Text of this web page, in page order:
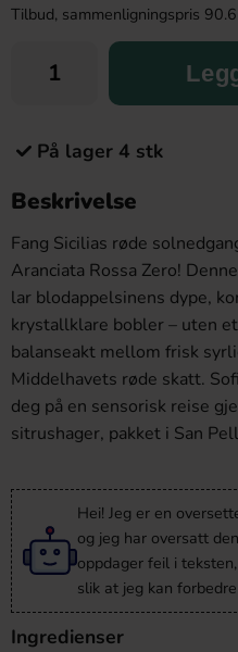
Tilbud, sammenligningspris
På lager 4 stk
Beskrivelse
Fang Sicilias røde
Aranciata Rossa Zero!
lar blodappelsinens dype,
krystallklare bobler – uten
balanseakt mellom frisk
Middelhavets røde skatt.
deg på en sensorisk reise
sitrushager, pakket i San
Hei! Jeg er en
og jeg har oversatt
oppdager feil i
slik at jeg kan
Ingredienser